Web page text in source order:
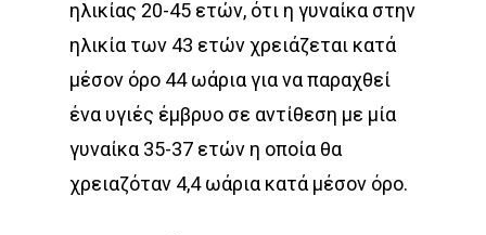
ηλικίας 20-45 ετών, ότι η γυναίκα στην
ηλικία των 43 ετών χρειάζεται κατά
μέσον όρο 44 ωάρια για να παραχθεί
ένα υγιές έμβρυο σε αντίθεση με μία
γυναίκα 35-37 ετών η οποία θα
χρειαζόταν 4,4 ωάρια κατά μέσον όρο.